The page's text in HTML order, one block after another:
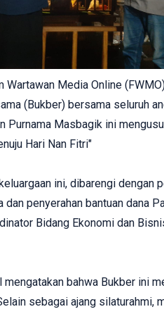
Wartawan Media Online
(Bukber) bersama seluruh
Purnama Masbagik ini
Hari Nan Fitri"
ini, dibarengi dengan
dan penyerahan bantuan dana
Bidang Ekonomi dan
bahwa Bukber ini
sebagai ajang silaturahmi,